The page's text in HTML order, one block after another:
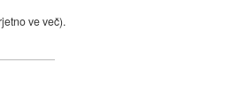
ve več).